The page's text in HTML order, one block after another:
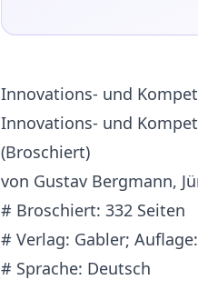
Innovations- und
Innovations- und
(Broschiert)
von Gustav Bergmann,
# Broschiert: 332 Seiten
# Verlag: Gabler;
# Sprache: Deutsch